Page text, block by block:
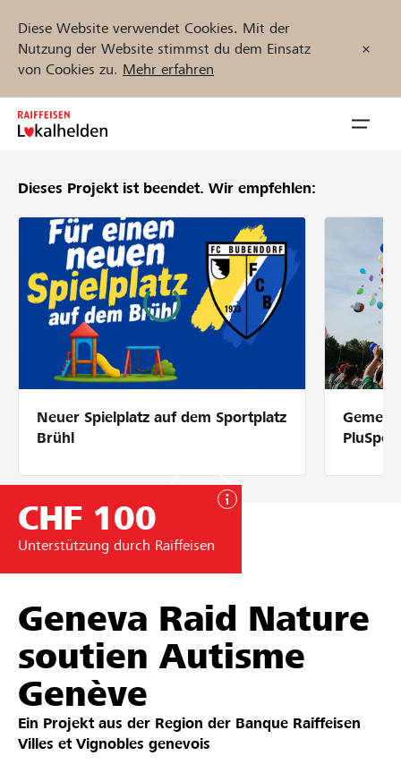
Diese Website verwendet Cookies. Mit der
Nutzung der Website stimmst du dem Einsatz
von Cookies zu. Mehr erfahren
Zum
Inhalt
Unterstützen
Hilfe & Support
Partner / Raiffeisenbank
Anmelden
Projekte und Organisationen finden
DE IT
Dieses Projekt ist beendet. Wir empfehlen:
Neuer Spielplatz auf dem Sportplatz
Brühl
CHF 100
Unterstützung durch Raiffeisen
Geneva Raid Nature
soutien Autisme
Genève
Ein Projekt aus der Region der Banque Raiffeisen
Villes et Vignobles genevois